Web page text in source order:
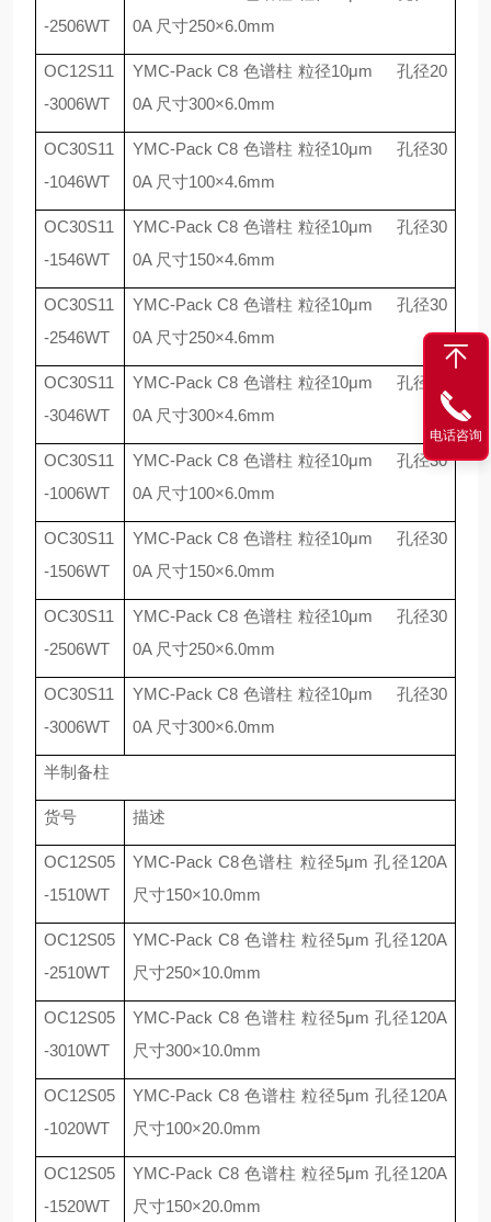
-2506WT
0A 尺寸250×6.0mm
OC12S11
-3006WT
YMC-Pack C8 色谱柱 粒径10μm 孔径20
0A 尺寸300×6.0mm
OC30S11
-1046WT
YMC-Pack C8 色谱柱 粒径10μm 孔径30
0A 尺寸100×4.6mm
OC30S11
-1546WT
YMC-Pack C8 色谱柱 粒径10μm 孔径30
0A 尺寸150×4.6mm
OC30S11
-2546WT
YMC-Pack C8 色谱柱 粒径10μm 孔径30
0A 尺寸250×4.6mm
OC30S11
-3046WT
YMC-Pack C8 色谱柱 粒径10μm 孔径
0A 尺寸300×4.6mm
OC30S11
-1006WT
YMC-Pack C8 色谱柱 粒径10μm 孔径30
0A 尺寸100×6.0mm
OC30S11
-1506WT
YMC-Pack C8 色谱柱 粒径10μm 孔径30
0A 尺寸150×6.0mm
OC30S11
-2506WT
YMC-Pack C8 色谱柱 粒径10μm 孔径30
0A 尺寸250×6.0mm
OC30S11
-3006WT
YMC-Pack C8 色谱柱 粒径10μm 孔径30
0A 尺寸300×6.0mm
半制备柱
货号 描述
OC12S05
-1510WT
YMC-Pack C8色谱柱 粒径5μm孔径120A
尺寸150×10.0mm
OC12S05
-2510WT
YMC-Pack C8 色谱柱 粒径5μm孔径120A
尺寸250×10.0mm
OC12S05
-3010WT
YMC-Pack C8 色谱柱 粒径5μm孔径120A
尺寸300×10.0mm
OC12S05
-1020WT
YMC-Pack C8 色谱柱 粒径5μm孔径120A
尺寸100×20.0mm
OC12S05
-1520WT
YMC-Pack C8 色谱柱 粒径5μm孔径120A
尺寸150×20.0mm
电话咨询